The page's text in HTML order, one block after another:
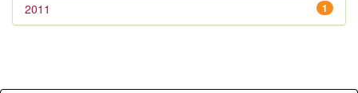
1
2011